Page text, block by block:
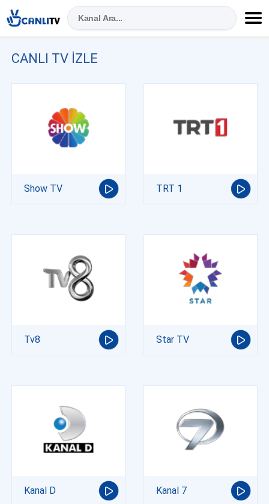
CANLI TV IZLE
Show TV TRT 1
Tv8 Star TV
Kanal D Kanal 7